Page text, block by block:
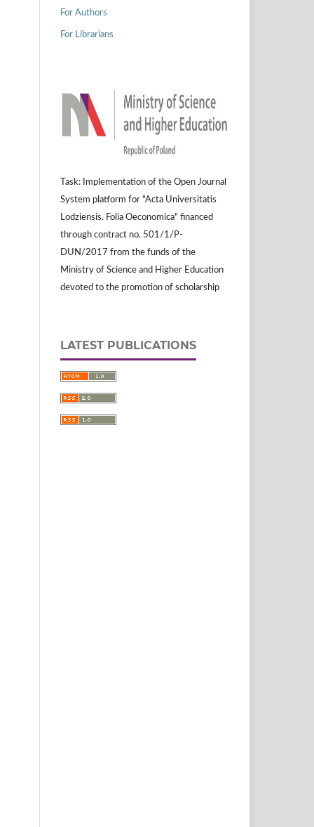
For Authors
For Librarians
Task: Implementation of the Open Journal
System platform for "Acta Universitatis
Lodziensis. Folia Oeconomica" financed
through contract no. 501/1/P-
DUN/2017 from the funds of the
Ministry of Science and Higher Education
devoted to the promotion of scholarship
LATEST PUBLICATIONS